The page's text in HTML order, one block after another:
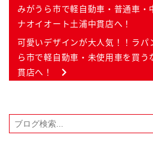
みがうら市で軽自動車・普通車・
ナオイオート土浦中貫店へ！
可愛いデザインが大人気！！ラパ
ら市で軽自動車・未使用車を買
貫店へ！